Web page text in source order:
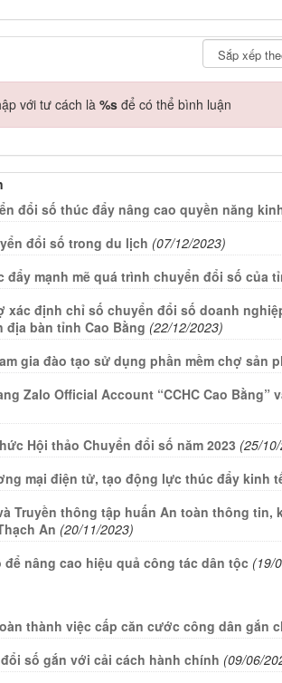
với tư cách là%s để có thể bình luận
đổi số thúc đẩy nâng cao quyền năng
đổi số trong du lịch (07/12/2023)
đẩy mạnh mẽ quá trình chuyển đổi số của
xác định chỉ số chuyển đổi số doanh
địa bàn tỉnh Cao Bằng (22/12/2023)
gia đào tạo sử dụng phần mềm chợ sản
Zalo Official Account “CCHC Cao Bằng”
Hội thảo Chuyển đổi số năm 2023 (25/
mại điện tử, tạo động lực thúc đẩy kinh
Truyền thông tập huấn An toàn thông tin,
An (20/11/2023)
để nâng cao hiệu quả công tác dân tộc (19/
thành việc cấp căn cước công dân gắn
số gắn với cải cách hành chính (09/06/